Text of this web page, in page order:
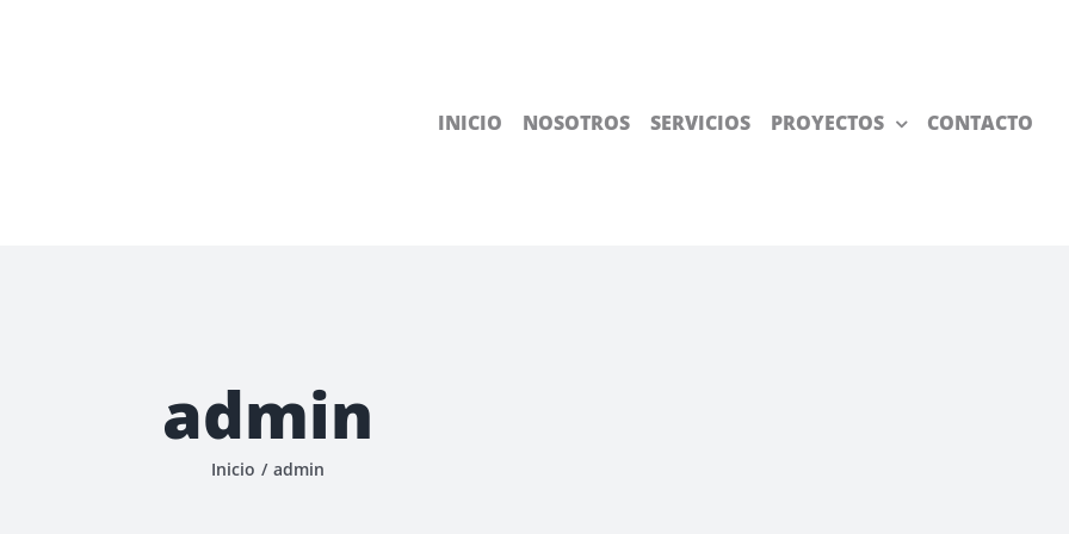
INICIO NOSOTROS SERVICIOS PROYECTOS CONTACTO
admin
Inicio / admin